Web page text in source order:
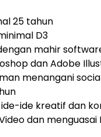
25 tahun
D3
mahir
dan Adobe
menangani
ide kreatif dan
dan